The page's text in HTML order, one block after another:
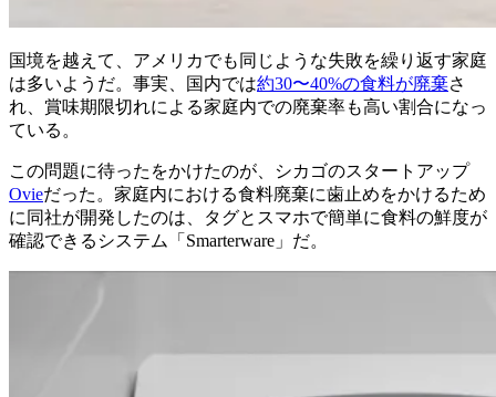
国境を越えて、アメリカでも同じような失敗を繰り返す家庭
は多いようだ。事実、国内では約30〜40%の食料が廃棄さ
れ、賞味期限切れによる家庭内での廃棄率も高い割合になっ
ている。
この問題に待ったをかけたのが、シカゴのスタートアップ
Ovieだった。家庭内における食料廃棄に歯止めをかけるため
に同社が開発したのは、タグとスマホで簡単に食料の鮮度が
確認できるシステム「Smarterware」だ。